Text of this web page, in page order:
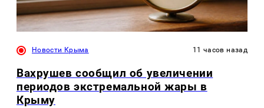
Новости Крыма 11 часов назад
Вахрушев сообщил об увеличении
периодов экстремальной жары в
Крыму